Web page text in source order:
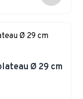
Ø 29 cm